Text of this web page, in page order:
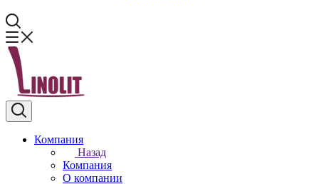
Компания
Назад
Компания
О компании